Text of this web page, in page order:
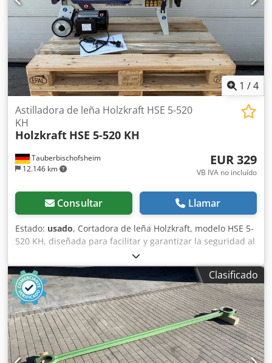
1 /4
Tauberbischofsheim
12.146 km
Astilladora de leña Holzkraft HSE 5-520
KH
Holzkraft HSE 5-520 KH
EUR 329
VB IVA no incluído
Consultar Llamar
Estado: usado, Cortadora de leña Holzkraft, modelo HSE 5-
520 KH, diseñada para facilitar y garantizar la seguridad al
cortar troncos pequeños, tanto para uso privado como
semiprofesional. Su diseño compacto y su fácil manejo
permiten trabajar de forma eficiente, incluso en espacios
reducidos. Ideal para la preparación de leña. Datos
técnicos: - Fuerza de corte: 5 toneladas - Longitud máxima
del tronco a cortar: 520 mm - Diámetro máximo del tronco
a cortar: 250 mm Cjdpfszrx E Hex Ab Tsha - Motor:
eléctrico, 230 V - Peso: aproximadamente 50 kg
Clasificado